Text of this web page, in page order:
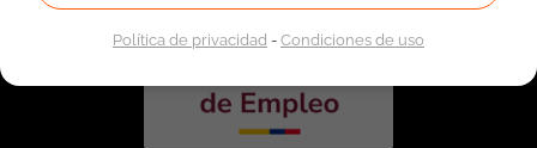
Política de privacidad-Condiciones de uso